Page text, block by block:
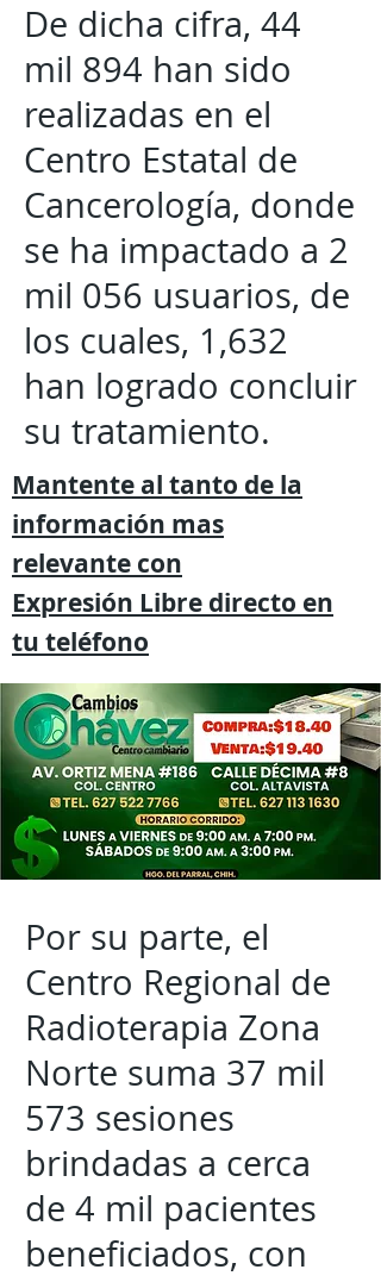
De dicha cifra, 44
mil 894 han sido
realizadas en el
Centro Estatal de
Cancerología, donde
se ha impactado a 2
mil 056 usuarios, de
los cuales, 1,632
han logrado concluir
su tratamiento.
Mantente al tanto de la
información mas
relevante con
Expresión Libre directo en
tu teléfono
Por su parte, el
Centro Regional de
Radioterapia Zona
Norte suma 37 mil
573 sesiones
brindadas a cerca
de 4 mil pacientes
beneficiados, con